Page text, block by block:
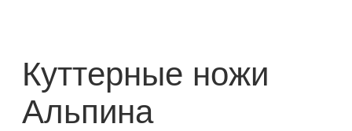
Куттерные ножи
Альпина